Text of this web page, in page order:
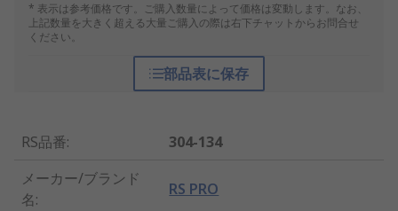
* 表示は参考価格です。ご購入数量によって価格は変動します。なお、
上記数量を大きく超える大量ご購入の際は右下チャットからお問合せ
ください。
部品表に保存
RS品番:
304-134
メーカー/ブランド
名:
RS PRO